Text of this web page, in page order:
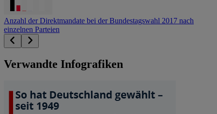
Anzahl der Direktmandate bei der Bundestagswahl 2017 nach
einzelnen Parteien
Verwandte Infografiken